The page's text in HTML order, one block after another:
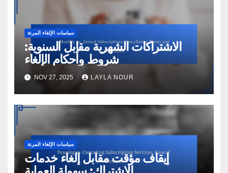
سياسات الإلغاء المرنة
الاشتراكات الشهرية مقابل السنوية:
شروط وأحكام الإلغاء
NOV 27, 2025 LAYLA NOUR
سياسات الإلغاء المرنة
إيقاف مؤقت مقابل إلغاء خدمات